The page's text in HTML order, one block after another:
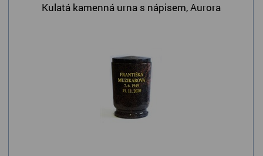
Kulatá kamenná urna s nápisem, Aurora